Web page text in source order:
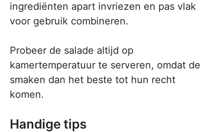
ingrediënten apart invriezen en pas vlak
voor gebruik combineren.
Probeer de salade altijd op
kamertemperatuur te serveren, omdat de
smaken dan het beste tot hun recht
komen.
Handige tips